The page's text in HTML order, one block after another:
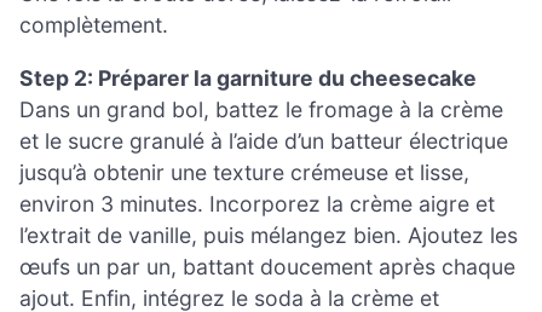
complètement.
Step 2: Préparer la garniture du cheesecake
Dans un grand bol, battez le fromage à la crème
et le sucre granulé à l’aide d’un batteur électrique
jusqu’à obtenir une texture crémeuse et lisse,
environ 3 minutes. Incorporez la crème aigre et
l’extrait de vanille, puis mélangez bien. Ajoutez les
œufs un par un, battant doucement après chaque
ajout. Enfin, intégrez le soda à la crème et